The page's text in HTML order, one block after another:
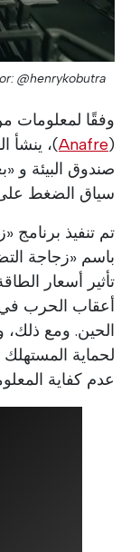
@henrykobutra;
وفقًا لمعلومات
(
Anafre)، ينشأ
صندوق البيئة و
سياق الضغط على
تم تنفيذ برنامج
تأثير أسعار
أعقاب الحرب في
الحين. ومع ذلك،
لحماية
عدم كفاية